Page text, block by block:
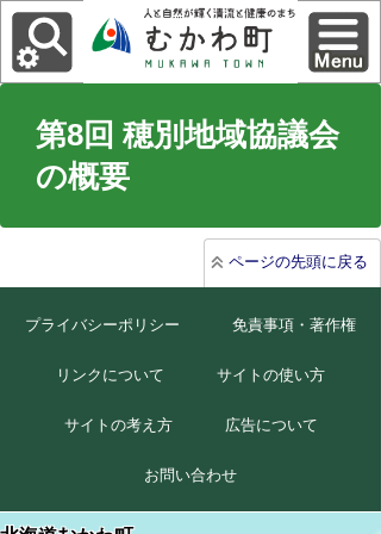
第8回 穂別地域協議会
の概要
ページの先頭に戻る
プライバシーポリシー 免責事項・著作権
リンクについて サイトの使い方
サイトの考え方 広告について
お問い合わせ